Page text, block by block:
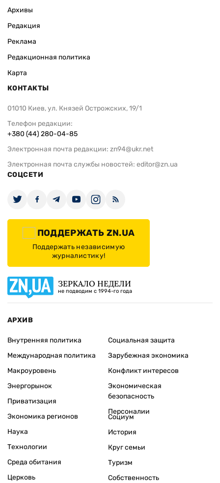
Архивы
Редакция
Реклама
Редакционная политика
Карта
КОНТАКТЫ
01010 Киев, ул. Князей Острожских, 19/1
Телефон редакции:
+380 (44) 280-04-85
Электронная почта редакции: zn94@ukr.net
Электронная почта службы новостей: editor@zn.ua
СОЦСЕТИ
ПОДДЕРЖАТЬ ZN.UA
Поддержать независимую
журналистику!
ЗЕРКАЛО НЕДЕЛИ
не подводим с 1994-го года
АРХИВ
Внутренняя политика
Международная политика
Макроуровень
Энергорынок
Приватизация
Экономика регионов
Социальная защита
Зарубежная экономика
Конфликт интересов
Экономическая
безопасность
Персоналии
Наука
Технологии
Среда обитания
Церковь
Социум
История
Круг семьи
Туризм
Собственность